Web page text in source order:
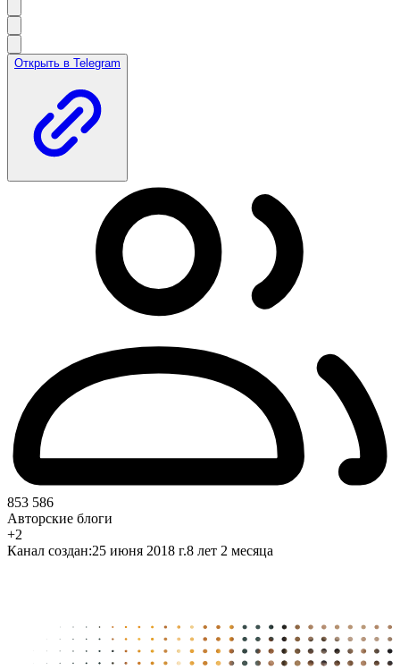
Открыть в Telegram
853 586
Авторские блоги
+2
Канал создан:25 июня 2018 г.8 лет 2 месяца